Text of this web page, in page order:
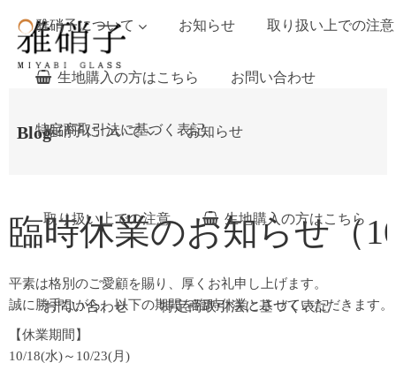
雅硝子について お知らせ
取り扱い上での注意 生地購入の方はこちら
お問い合わせ 特定商取引法に基づく表記
雅硝子について お知らせ 取り扱い上での注意
生地購入の方はこちら お問い合わせ
特定商取引法に基づく表記
Blog
臨時休業のお知らせ（
平素は格別のご愛顧を賜り、厚くお礼申し上げます。
誠に勝手ながら、以下の期間を臨時休業とさせていただきます
【休業期間】
10/18(水)～10/23(月)